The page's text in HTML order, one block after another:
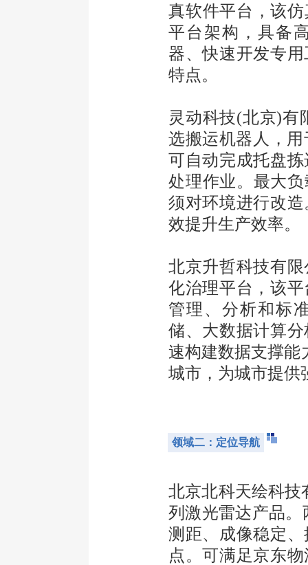
真软件平台，该仿
平台架构，具备
器、快速开发专
特点。
灵动科技(北京)有
选搬运机器人，
可自动完成托盘
处理作业。最大
须对环境进行改
效提升生产效率。
北京升哲科技有
化治理平台，该
管理、分析和标
储、大数据计算
速构建数据支撑能
城市，为城市提供
领域二：定位导航
北京北科天绘科技
列激光雷达产品。
测距、成像稳定
点。可满足京东